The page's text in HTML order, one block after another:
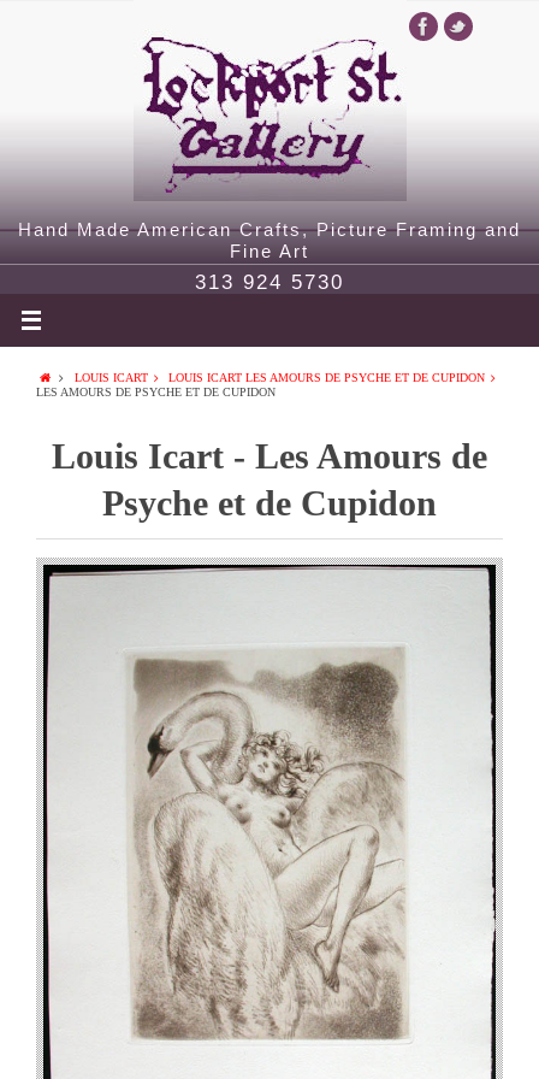
Hand Made American Crafts, Picture Framing and
Fine Art
313 924 5730
LOUIS ICART
LOUIS ICART LES AMOURS DE PSYCHE ET DE CUPIDON
LES AMOURS DE PSYCHE ET DE CUPIDON
Louis Icart - Les Amours de
Psyche et de Cupidon